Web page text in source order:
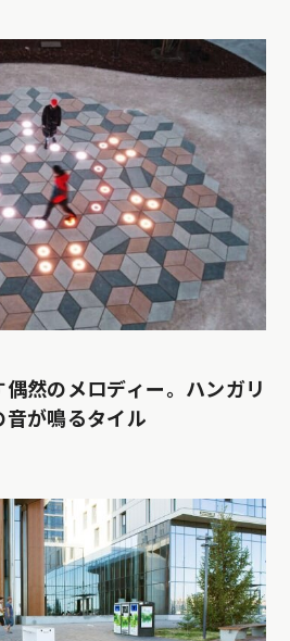
然のメロディー。ハンガリ
が鳴るタイル